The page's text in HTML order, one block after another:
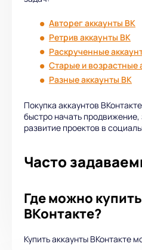
Авторег аккаунты ВК
Ретрив аккаунты ВК
Раскрученные
Старые и возрастные
Разные аккаунты ВК
Покупка аккаунтов
быстро начать продвижение,
развитие проектов в
Часто
Где можно
ВКонтакте?
Купить аккаунты ВКонтакте